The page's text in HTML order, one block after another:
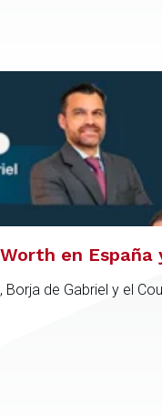
en España
de Gabriel y el